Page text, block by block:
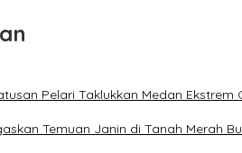
Pelari Taklukkan Medan Ekstrem
Temuan Janin di Tanah Merah